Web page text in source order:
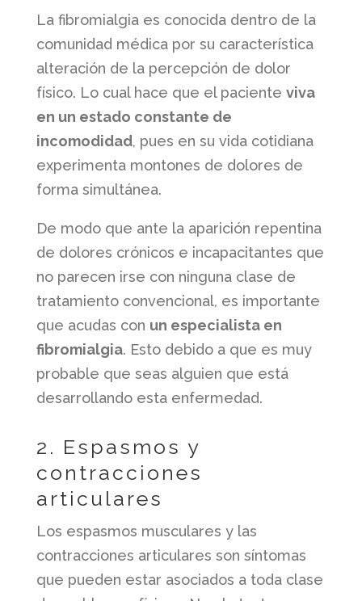
La fibromialgia es conocida dentro de la
comunidad médica por su característica
alteración de la percepción de dolor
físico. Lo cual hace que el paciente viva
en un estado constante de
incomodidad, pues en su vida cotidiana
experimenta montones de dolores de
forma simultánea.
De modo que ante la aparición repentina
de dolores crónicos e incapacitantes que
no parecen irse con ninguna clase de
tratamiento convencional, es importante
que acudas con un especialista en
fibromialgia. Esto debido a que es muy
probable que seas alguien que está
desarrollando esta enfermedad.
2. Espasmos y
contracciones
articulares
Los espasmos musculares y las
contracciones articulares son síntomas
que pueden estar asociados a toda clase